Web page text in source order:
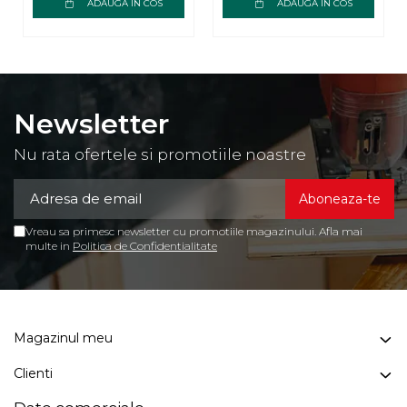
ADAUGA IN COS ADAUGA IN COS
Newsletter
Nu rata ofertele si promotiile noastre
Vreau sa primesc newsletter cu promotiile magazinului. Afla mai
multe in Politica de Confidentialitate
Magazinul meu
Clienti